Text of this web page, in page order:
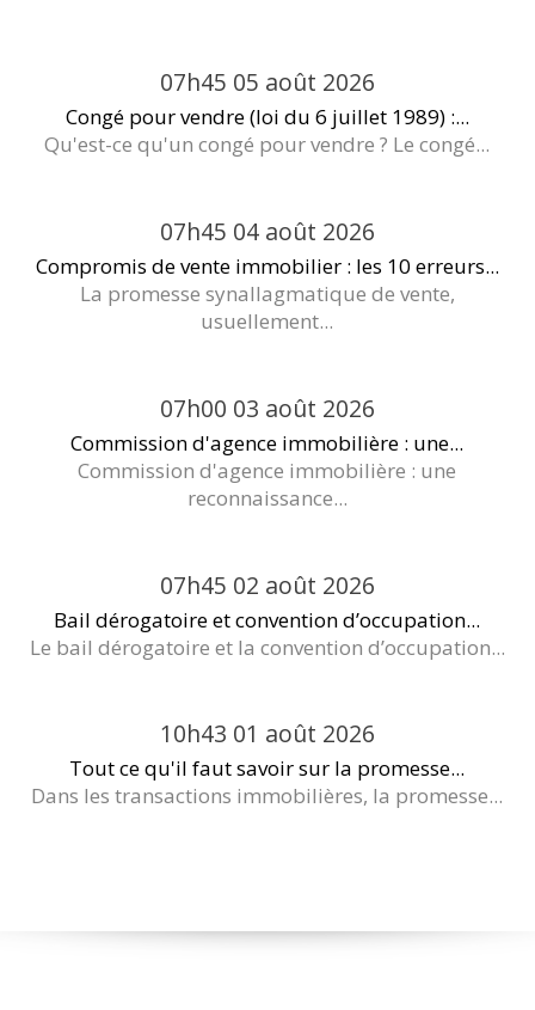
07h45 05 août 2026
Congé pour vendre (loi du 6 juillet 1989) :...
Qu'est-ce qu'un congé pour vendre ? Le congé...
07h45 04 août 2026
Compromis de vente immobilier : les 10 erreurs...
La promesse synallagmatique de vente,
usuellement...
07h00 03 août 2026
Commission d'agence immobilière : une...
Commission d'agence immobilière : une
reconnaissance...
07h45 02 août 2026
Bail dérogatoire et convention d’occupation...
Le bail dérogatoire et la convention d’occupation...
10h43 01 août 2026
Tout ce qu'il faut savoir sur la promesse...
Dans les transactions immobilières, la promesse...